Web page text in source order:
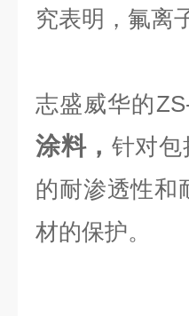
究表明，氟离
志盛威华的
涂料， 针对包
的耐渗透性和
材的保护。